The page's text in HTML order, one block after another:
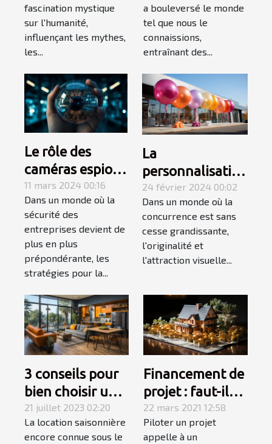
les marchés
financiers
fascination mystique
sur l'humanité,
influençant les mythes,
les...
a bouleversé le monde
tel que nous le
connaissions,
entraînant des...
Le rôle des
caméras espion
dans les
stratégies de
sécurité des
entreprises
11 mars 2024 00:16
Dans un monde où la
sécurité des
entreprises devient de
plus en plus
prépondérante, les
stratégies pour la...
La
personnalisation
des ballons
géants pour les
campagnes
saisonnières
24 février 2024 00:02
Dans un monde où la
concurrence est sans
cesse grandissante,
l'originalité et
l'attraction visuelle...
3 conseils pour
bien choisir une
location de
court séjour
21 juillet 2023 02:20
La location saisonnière
encore connue sous le
Financement de
projet : faut-il
contracter un
crédit ?
22 mars 2021 12:58
Piloter un projet
appelle à un